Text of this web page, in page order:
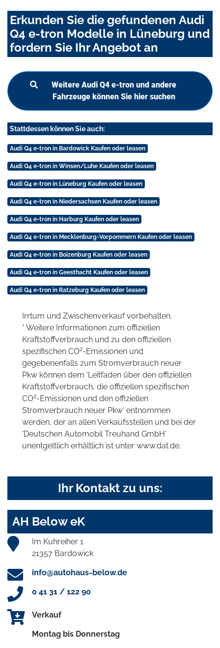
Erkunden Sie die gefundenen Audi
Q4 e-tron Modelle in Lüneburg und
fordern Sie Ihr Angebot an
Weitere Audi Q4 e-tron und andere
Fahrzeuge können Sie hier suchen
Stattdessen können Sie auch:
Audi Q4 e-tron in Bardowick Kaufen oder leasen
Audi Q4 e-tron in Winsen/Luhe Kaufen oder leasen
Audi Q4 e-tron in Lüneburg Kaufen oder leasen
Audi Q4 e-tron in Niedersachsen Kaufen oder leasen
Audi Q4 e-tron in Harburg Kaufen oder leasen
Audi Q4 e-tron in Mecklenburg-Vorpommern Kaufen oder leasen
Audi Q4 e-tron in Boizenburg Kaufen oder leasen
Audi Q4 e-tron in Geesthacht Kaufen oder leasen
Audi Q4 e-tron in Ratzeburg Kaufen oder leasen
Irrtum und Zwischenverkauf vorbehalten.
* Weitere Informationen zum offiziellen
Kraftstoffverbrauch und zu den offiziellen
spezifischen CO2-Emissionen und
gegebenenfalls zum Stromverbrauch neuer
Pkw können dem 'Leitfaden über den offiziellen
Kraftstoffverbrauch, die offiziellen spezifischen
CO2-Emissionen und den offiziellen
Stromverbrauch neuer Pkw' entnommen
werden, der an allen Verkaufsstellen und bei der
'Deutschen Automobil Treuhand GmbH'
unentgeltlich erhältlich ist unter www.dat.de.
Ihr Kontakt zu uns:
AH Below eK
Im Kuhreiher 1
21357 Bardowick
info@autohaus-below.de
0 41 31 / 122 90
Verkauf
Montag bis Donnerstag